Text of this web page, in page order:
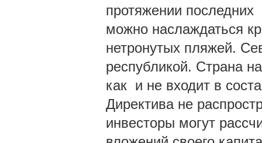
протяжении последних
можно наслаждаться
нетронутых пляжей.
республикой. Страна
как и не входит в
Директива не
инвесторы могут